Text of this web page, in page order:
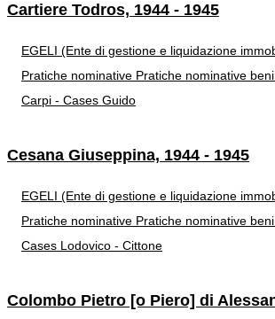
Cartiere Todros, 1944 - 1945
EGELI (Ente di gestione e liquidazione
Pratiche nominative Pratiche nominative
Carpi - Cases Guido
Cesana Giuseppina, 1944 - 1945
EGELI (Ente di gestione e liquidazione
Pratiche nominative Pratiche nominative
Cases Lodovico - Cittone
Colombo Pietro [o Piero] di